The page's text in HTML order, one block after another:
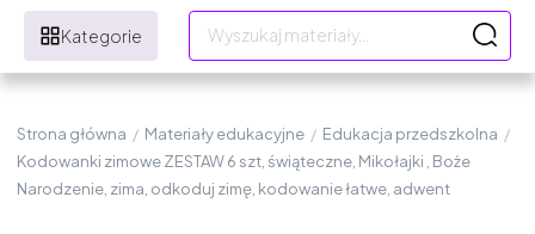
Kategorie
Strona główna / Materiały edukacyjne / Edukacja przedszkolna /
Kodowanki zimowe ZESTAW 6 szt, świąteczne, Mikołajki , Boże
Narodzenie, zima, odkoduj zimę, kodowanie łatwe, adwent